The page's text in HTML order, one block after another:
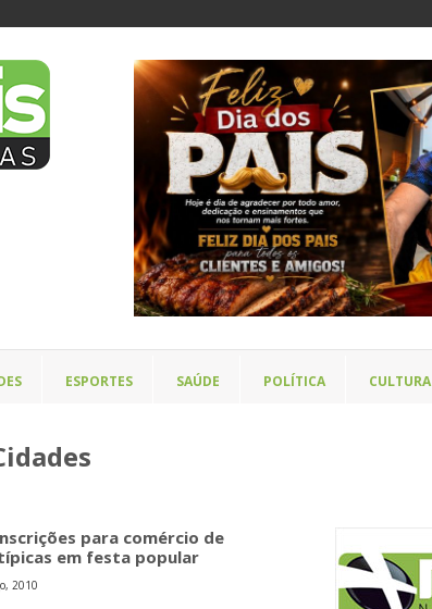
ESPORTES SAÚDE POLÍTICA CULTURA
para comércio de
em festa popular
2010